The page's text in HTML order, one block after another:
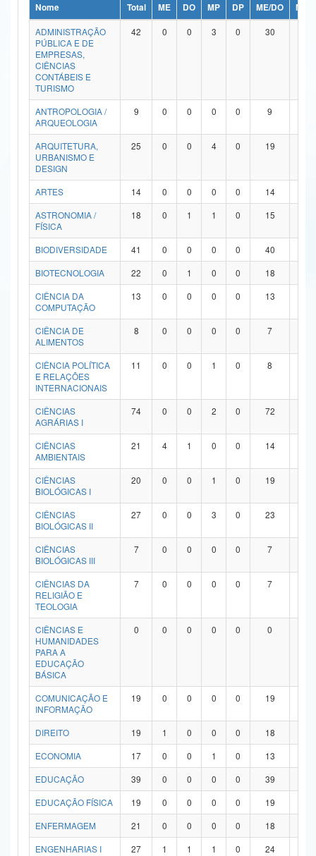
Ministério da Ciência, Tecnologia, Inovações e Comunicações
Ministério do Meio Ambiente
Ministério do Turismo
Ministério do Desenvolvimento Regional
Controladoria-Geral da União
Ministério da Mulher, da Família e dos Direitos Humanos
Secretaria de Governo
Advocacia-Geral da União
Banco Central do Brasil
Nome Total ME DO MP DP ME/DO
MP/
ADMINISTRAÇÃO
PÚBLICA E DE
EMPRESAS,
CIÊNCIAS
CONTÁBEIS E
TURISMO
42 0 0 3 0 30
ANTROPOLOGIA /
ARQUEOLOGIA
9 0 0 0 0 9
ARQUITETURA,
URBANISMO E
DESIGN
25 0 0 4 0 19
ARTES 14 0 0 0 0 14
ASTRONOMIA /
FÍSICA
18 0 1 1 0 15
BIODIVERSIDADE 41 0 0 0 0 40
BIOTECNOLOGIA
22 0 1 0 0 18
CIÊNCIA DA
COMPUTAÇÃO
13 0 0 0 0 13
CIÊNCIA DE
ALIMENTOS
8 0 0 0 0 7
CIÊNCIA POLÍTICA
E RELAÇÕES
INTERNACIONAIS
11 0 0 1 0 8
CIÊNCIAS
AGRÁRIAS I
74 0 0 2 0 72
CIÊNCIAS
AMBIENTAIS
21 4 1 0 0 14
CIÊNCIAS
BIOLÓGICAS I
20 0 0 1 0 19
CIÊNCIAS
BIOLÓGICAS II
27 0 0 3 0 23
CIÊNCIAS
BIOLÓGICAS III
7 0 0 0 0 7
CIÊNCIAS DA
RELIGIÃO E
TEOLOGIA
7 0 0 0 0 7
CIÊNCIAS E
HUMANIDADES
PARA A
EDUCAÇÃO
BÁSICA
0 0 0 0 0 0
COMUNICAÇÃO E
INFORMAÇÃO
19 0 0 0 0 19
DIREITO 19 1 0 0 0 18
ECONOMIA
17 0 0 1 0 13
EDUCAÇÃO
39 0 0 0 0 39
EDUCAÇÃO FÍSICA
19 0 0 0 0 19
ENFERMAGEM
21 0 0 0 0 18
ENGENHARIAS I
27 1 1 1 0 24